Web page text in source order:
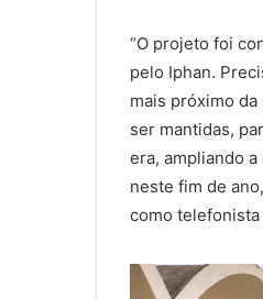
“O projeto foi
pelo Iphan.
mais próximo da
ser mantidas,
era, ampliando
neste fim de
como telefonista